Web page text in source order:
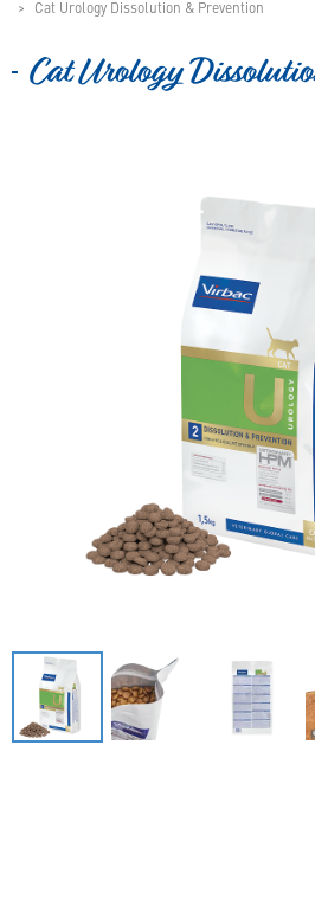
Tierfutter
ShopCat Urology Dissolution & Prevention
Cat Urology